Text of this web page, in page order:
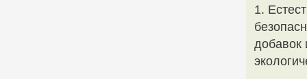
1.
добавок